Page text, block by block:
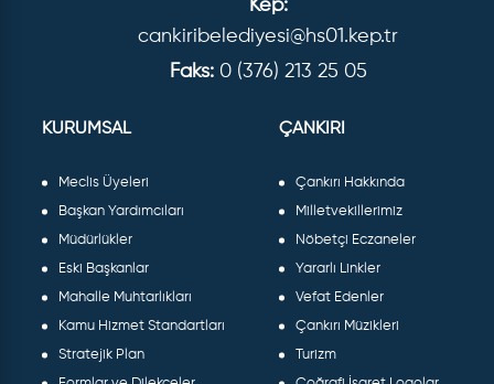
Kep:
cankiribelediyesi@hs01.kep.tr
Faks: 0 (376) 213 25 05
KURUMSAL
Meclis Üyeleri
Başkan Yardımcıları
Müdürlükler
Eski Başkanlar
Mahalle Muhtarlıkları
Kamu Hizmet Standartları
Stratejik Plan
ÇANKIRI
Çankırı Hakkında
Milletvekillerimiz
Nöbetçi Eczaneler
Yararlı Linkler
Vefat Edenler
Çankırı Müzikleri
Turizm